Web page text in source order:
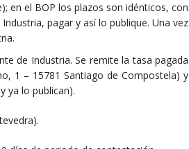
en el BOP los plazos son idénticos, con
pagar y así lo publique. Una vez
de Industria. Se remite la tasa pagada
1 – 15781 Santiago de Compostela) y
ya lo publican).